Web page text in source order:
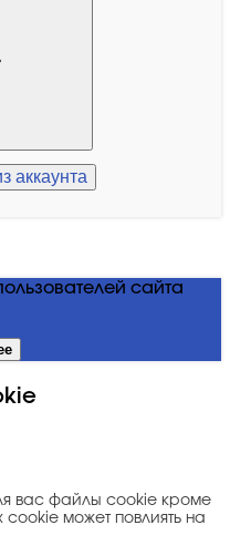
аккаунта
сайта
вас файлы cookie кроме
может повлиять на